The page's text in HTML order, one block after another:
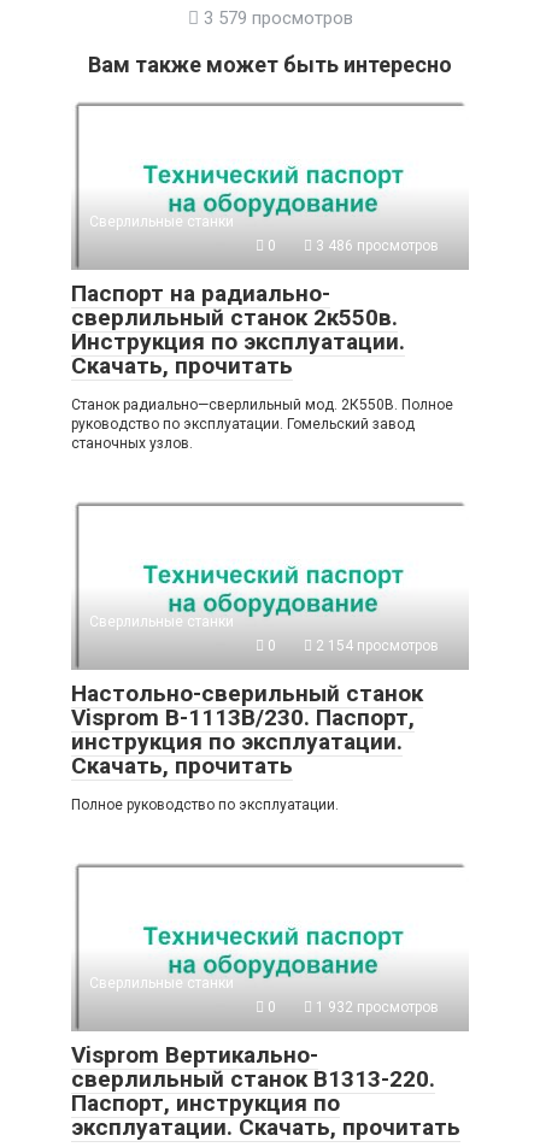
3 579 просмотров
Вам также может быть интересно
Сверлильные станки
0
3 486 просмотров
Паспорт на радиально-
сверлильный станок 2к550в.
Инструкция по эксплуатации.
Скачать, прочитать
Станок радиально—сверлильный мод. 2К550В. Полное
руководство по эксплуатации. Гомельский завод
станочных узлов.
Сверлильные станки
0
2 154 просмотров
Настольно-сверильный станок
Visprom B-1113B/230. Паспорт,
инструкция по эксплуатации.
Скачать, прочитать
Полное руководство по эксплуатации.
Сверлильные станки
0
1 932 просмотров
Visprom Вертикально-
сверлильный станок B1313-220.
Паспорт, инструкция по
эксплуатации. Скачать, прочитать